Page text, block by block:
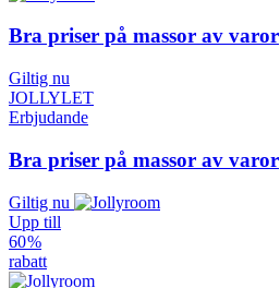
Bra priser på massor av varor
Giltig nu
JOLLYLET
Erbjudande
Bra priser på massor av varor
Giltig nu
Upp till
60 %
rabatt